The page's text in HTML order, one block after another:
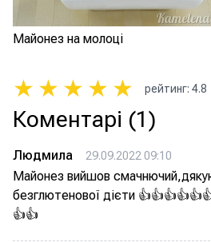
Майонез на молоці
★ ★ ★ ★ ★ рейтинг: 4.8
Коментарі (1)
Людмила 29.09.2022 09:10
Майонез вийшов
безглютенової дієти
👍👍